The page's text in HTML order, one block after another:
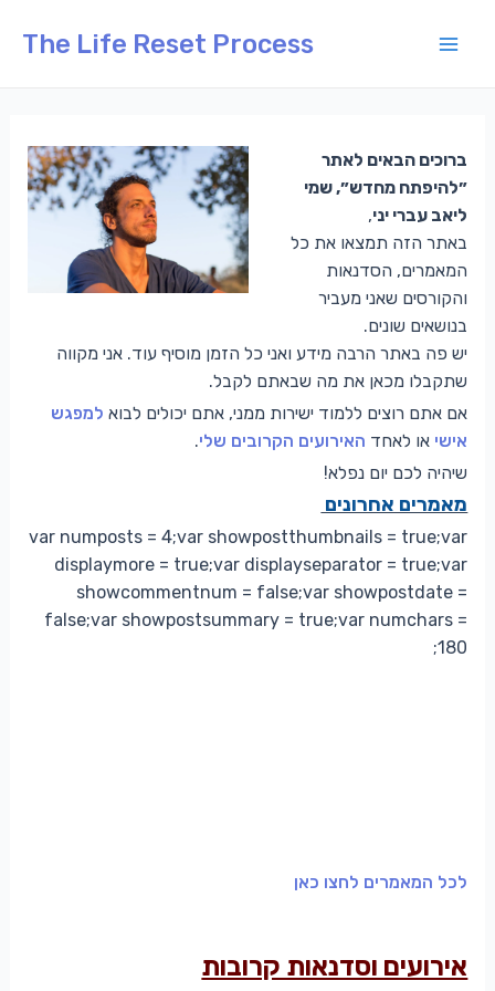
The Life Reset Process
ברוכים הבאים לאתר
״להיפתח מחדש״, שמי
ליאב עברי יני,
באתר הזה תמצאו את כל
המאמרים, הסדנאות
והקורסים שאני מעביר
בנושאים שונים.
יש פה באתר הרבה מידע ואני כל הזמן מוסיף עוד. אני מקווה
שתקבלו מכאן את מה שבאתם לקבל.
אם אתם רוצים ללמוד ישירות ממני, אתם יכולים לבוא למפגש
אישי או לאחד האירועים הקרובים שלי.
שיהיה לכם יום נפלא!
מאמרים אחרונים
var numposts = 4;var showpostthumbnails = true;var
displaymore = true;var displayseparator = true;var
showcommentnum = false;var showpostdate =
false;var showpostsummary = true;var numchars =
180;
לכל המאמרים לחצו כאן
אירועים וסדנאות קרובות